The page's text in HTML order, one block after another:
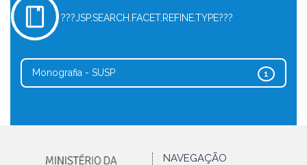
???JSP.SEARCH.FACET.REFINE.TYPE???
1
Monografia - SUSP
NAVEGAÇÃO